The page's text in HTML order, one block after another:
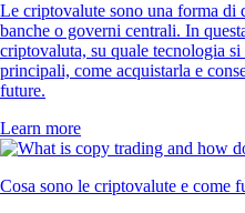
Le criptovalute sono una forma di
banche o governi centrali. In
criptovaluta, su quale tecnologia
principali, come acquistarla e
future.
Learn more
Cosa sono le criptovalute e come